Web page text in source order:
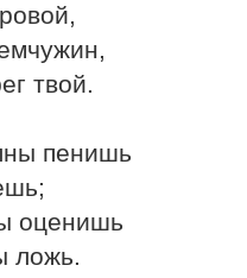
твой.
пенишь
оценишь
ложь.